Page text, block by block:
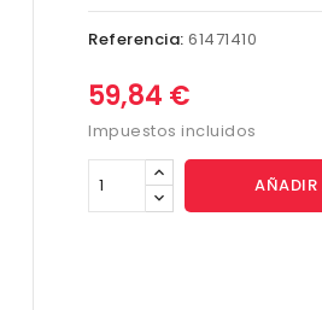
Referencia: 61471410
59,84 €
Impuestos incluidos
AÑADIR